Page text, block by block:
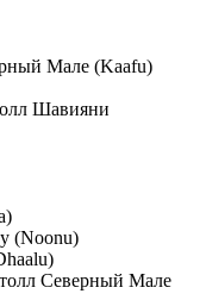
Мале (Kaafu)
Шавияни
(Noonu)
Северный Мале